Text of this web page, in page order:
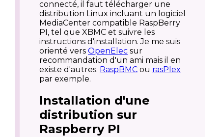
connecté, il faut télécharger une
distribution Linux incluant un logiciel
MediaCenter compatible RaspBerry
PI, tel que XBMC et suivre les
instructions d'installation. Je me suis
orienté vers OpenElec sur
recommandation d'un ami mais il en
existe d'autres. RaspBMC ou rasPlex
par exemple.
Installation d'une
distribution sur
Raspberry PI